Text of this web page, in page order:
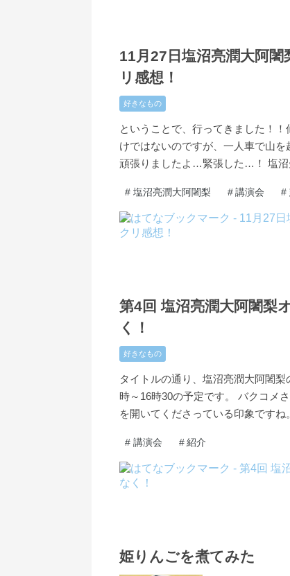
11月27日塩沼亮潤大阿
リ感想！
好きなもの
ということで、行ってきました！
けではないのですが、一人車で山
頑張りましたよ…緊張した…！ 塩
# 塩沼亮潤大阿闍梨 # 講演会 #
第4回 塩沼亮潤大阿闍梨
く！
好きなもの
タイトルの通り、塩沼亮潤大阿闍
時～16時30の予定です。 バクコメ
を開いてくださっている印象です
# 講演会 # 紹介
姫りんごを煮てみた